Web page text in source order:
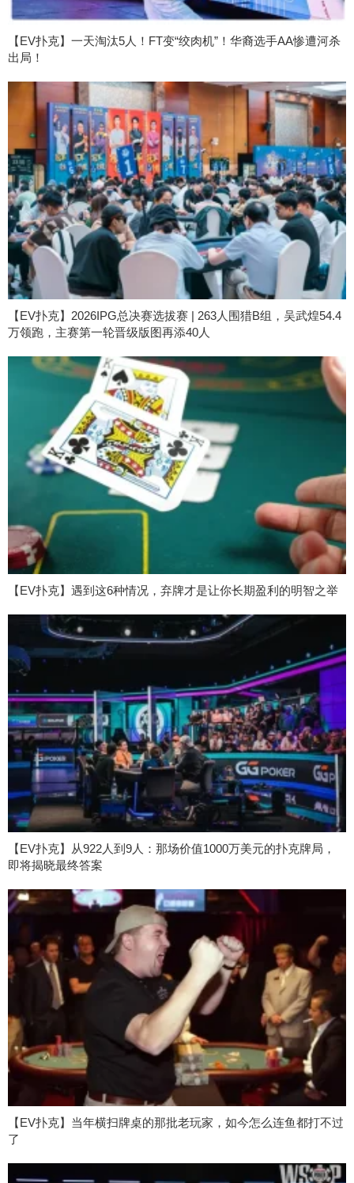
【EV扑克】一天淘汰5人！FT变“绞肉机”！华裔选手AA惨遭河杀
出局！
【EV扑克】2026IPG总决赛选拔赛 | 263人围猎B组，吴武煌54.4
万领跑，主赛第一轮晋级版图再添40人
【EV扑克】遇到这6种情况，弃牌才是让你长期盈利的明智之举
【EV扑克】从922人到9人：那场价值1000万美元的扑克牌局，
即将揭晓最终答案
【EV扑克】当年横扫牌桌的那批老玩家，如今怎么连鱼都打不过
了